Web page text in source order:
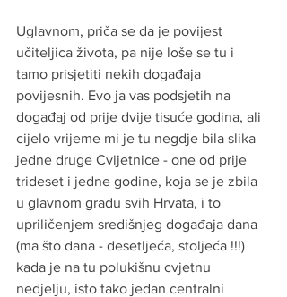
Uglavnom, priča se da je povijest
učiteljica života, pa nije loše se tu i
tamo prisjetiti nekih događaja
povijesnih. Evo ja vas podsjetih na
događaj od prije dvije tisuće godina, ali
cijelo vrijeme mi je tu negdje bila slika
jedne druge Cvijetnice - one od prije
trideset i jedne godine, koja se je zbila
u glavnom gradu svih Hrvata, i to
upriličenjem središnjeg događaja dana
(ma što dana - desetljeća, stoljeća !!!)
kada je na tu polukišnu cvjetnu
nedjelju, isto tako jedan centralni